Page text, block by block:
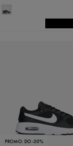
PROMO: DO -30%